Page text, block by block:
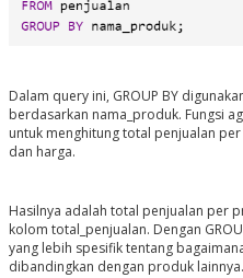
Dalam query ini, GROUP BY
berdasarkan nama_produk. Fungsi
untuk menghitung total penjualan
dan harga.
Hasilnya adalah total penjualan per
kolom total_penjualan. Dengan
yang lebih spesifik tentang
dibandingkan dengan produk lainnya.